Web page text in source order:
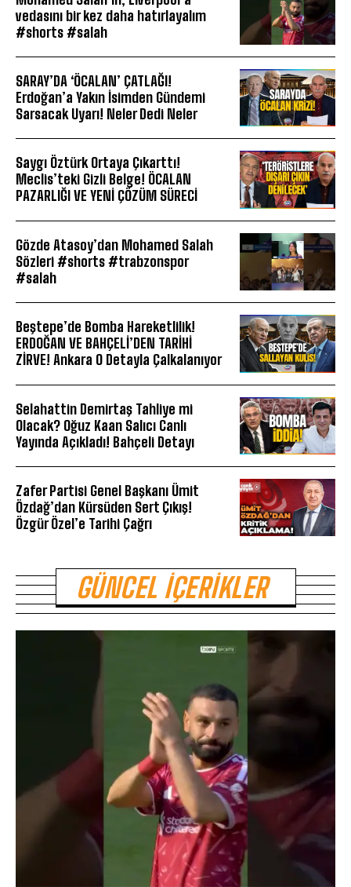
vedasını bir kez daha hatırlayalım
#shorts #salah
SARAY’DA ‘ÖCALAN’ ÇATLAĞI!
Erdoğan’a Yakın İsimden Gündemi
Sarsacak Uyarı! Neler Dedi Neler
Saygı Öztürk Ortaya Çıkarttı!
Meclis’teki Gizli Belge! ÖCALAN
PAZARLIĞI VE YENİ ÇÖZÜM SÜRECİ
Gözde Atasoy’dan Mohamed Salah
Sözleri #shorts #trabzonspor
#salah
Beştepe’de Bomba Hareketlilik!
ERDOĞAN VE BAHÇELİ’DEN TARİHİ
ZİRVE! Ankara O Detayla Çalkalanıyor
Selahattin Demirtaş Tahliye mi
Olacak? Oğuz Kaan Salıcı Canlı
Yayında Açıkladı! Bahçeli Detayı
Zafer Partisi Genel Başkanı Ümit
Özdağ’dan Kürsüden Sert Çıkış!
Özgür Özel’e Tarihi Çağrı
GÜNCEL İÇERIKLER